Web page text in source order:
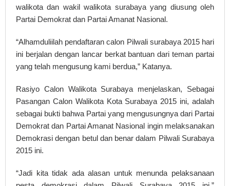
walikota dan wakil walikota surabaya yang diusung oleh
Partai Demokrat dan Partai Amanat Nasional.
“Alhamduliilah pendaftaran calon Pilwali surabaya 2015 hari
ini berjalan dengan lancar berkat bantuan dari teman partai
yang telah mengusung kami berdua,” Katanya.
Rasiyo Calon Walikota Surabaya menjelaskan, Sebagai
Pasangan Calon Walikota Kota Surabaya 2015 ini, adalah
sebagai bukti bahwa Partai yang mengusungnya dari Partai
Demokrat dan Partai Amanat Nasional ingin melaksanakan
Demokrasi dengan betul dan benar dalam Pilwali Surabaya
2015 ini.
“Jadi kita tidak ada alasan untuk menunda pelaksanaan